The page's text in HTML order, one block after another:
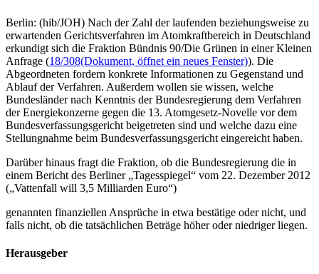
Berlin: (hib/JOH) Nach der Zahl der laufenden beziehungsweise zu
erwartenden Gerichtsverfahren im Atomkraftbereich in Deutschland
erkundigt sich die Fraktion Bündnis 90/Die Grünen in einer Kleinen
Anfrage (18/308(Dokument, öffnet ein neues Fenster)). Die
Abgeordneten fordern konkrete Informationen zu Gegenstand und
Ablauf der Verfahren. Außerdem wollen sie wissen, welche
Bundesländer nach Kenntnis der Bundesregierung dem Verfahren
der Energiekonzerne gegen die 13. Atomgesetz-Novelle vor dem
Bundesverfassungsgericht beigetreten sind und welche dazu eine
Stellungnahme beim Bundesverfassungsgericht eingereicht haben.
Darüber hinaus fragt die Fraktion, ob die Bundesregierung die in
einem Bericht des Berliner „Tagesspiegel“ vom 22. Dezember 2012
(„Vattenfall will 3,5 Milliarden Euro“)
genannten finanziellen Ansprüche in etwa bestätige oder nicht, und
falls nicht, ob die tatsächlichen Beträge höher oder niedriger liegen.
Herausgeber